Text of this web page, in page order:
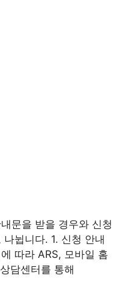
문을 받을 경우와 신청
뉩니다. 1. 신청 안내
따라 ARS, 모바일 홈
담센터를 통해